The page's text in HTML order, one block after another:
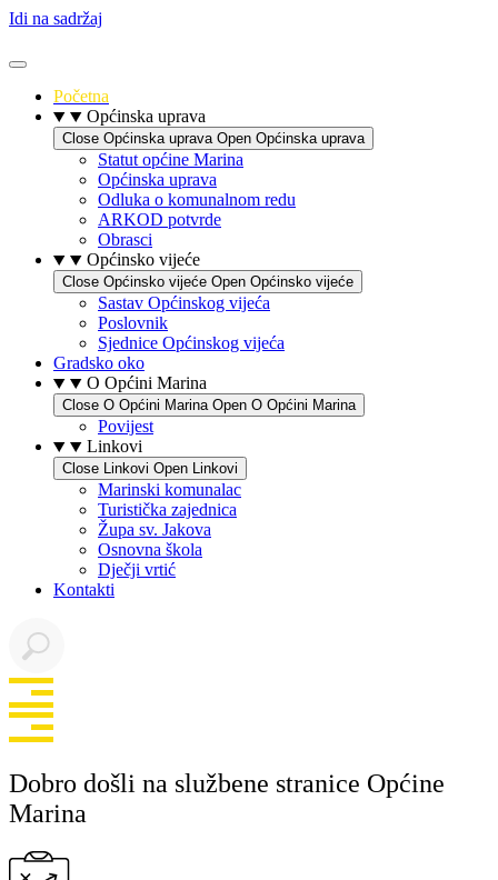
Idi na sadržaj
Početna
Općinska uprava
Close Općinska uprava Open Općinska uprava
Statut općine Marina
Općinska uprava
Odluka o komunalnom redu
ARKOD potvrde
Obrasci
Općinsko vijeće
Close Općinsko vijeće Open Općinsko vijeće
Sastav Općinskog vijeća
Poslovnik
Sjednice Općinskog vijeća
Gradsko oko
O Općini Marina
Close O Općini Marina Open O Općini Marina
Povijest
Linkovi
Close Linkovi Open Linkovi
Marinski komunalac
Turistička zajednica
Župa sv. Jakova
Osnovna škola
Dječji vrtić
Kontakti
Dobro došli na službene stranice Općine
Marina